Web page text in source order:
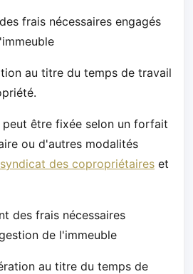
frais nécessaires engagés
au titre du temps de travail
être fixée selon un forfait
ou d'autres modalités
syndicat des copropriétaires et
des frais nécessaires
de l'immeuble
au titre du temps de